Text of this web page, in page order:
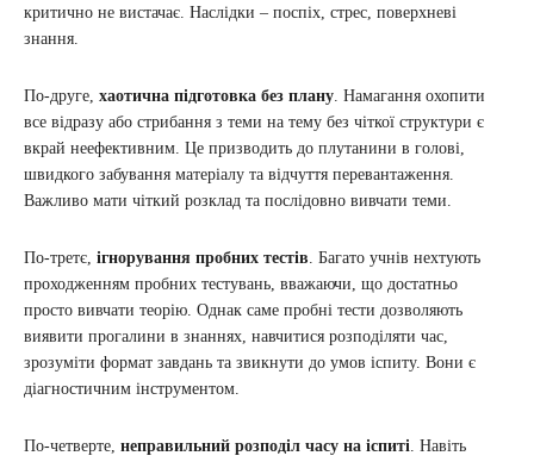
критично не вистачає. Наслідки – поспіх, стрес, поверхневі
знання.
По-друге, хаотична підготовка без плану. Намагання охопити
все відразу або стрибання з теми на тему без чіткої структури є
вкрай неефективним. Це призводить до плутанини в голові,
швидкого забування матеріалу та відчуття перевантаження.
Важливо мати чіткий розклад та послідовно вивчати теми.
По-третє, ігнорування пробних тестів. Багато учнів нехтують
проходженням пробних тестувань, вважаючи, що достатньо
просто вивчати теорію. Однак саме пробні тести дозволяють
виявити прогалини в знаннях, навчитися розподіляти час,
зрозуміти формат завдань та звикнути до умов іспиту. Вони є
діагностичним інструментом.
По-четверте, неправильний розподіл часу на іспиті. Навіть